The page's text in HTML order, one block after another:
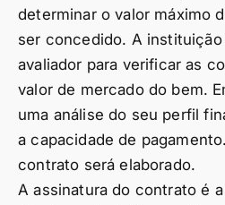
determinar o valor máximo
ser concedido. A
avaliador para verificar as
valor de mercado do bem.
uma análise do seu perfil
a capacidade de
contrato será elaborado.
A assinatura do contrato é